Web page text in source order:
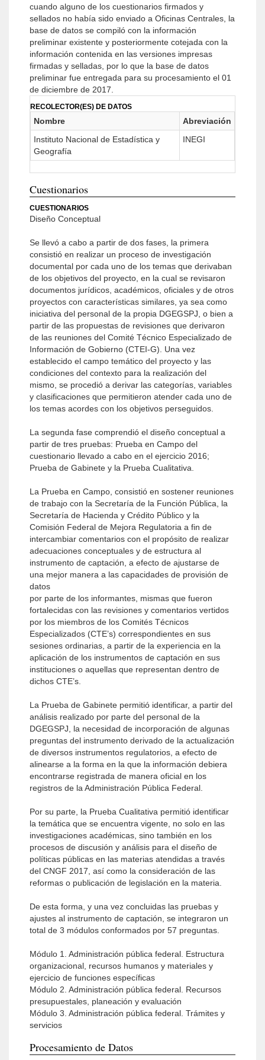
cuando alguno de los cuestionarios firmados y
sellados no había sido enviado a Oficinas Centrales, la
base de datos se compiló con la información
preliminar existente y posteriormente cotejada con la
información contenida en las versiones impresas
firmadas y selladas, por lo que la base de datos
preliminar fue entregada para su procesamiento el 01
de diciembre de 2017.
RECOLECTOR(ES) DE DATOS
Nombre
Abreviación
Instituto Nacional de Estadística y
Geografía
INEGI
Cuestionarios
CUESTIONARIOS
Diseño Conceptual
Se llevó a cabo a partir de dos fases, la primera
consistió en realizar un proceso de investigación
documental por cada uno de los temas que derivaban
de los objetivos del proyecto, en la cual se revisaron
documentos jurídicos, académicos, oficiales y de otros
proyectos con características similares, ya sea como
iniciativa del personal de la propia DGEGSPJ, o bien a
partir de las propuestas de revisiones que derivaron
de las reuniones del Comité Técnico Especializado de
Información de Gobierno (CTEI-G). Una vez
establecido el campo temático del proyecto y las
condiciones del contexto para la realización del
mismo, se procedió a derivar las categorías, variables
y clasificaciones que permitieron atender cada uno de
los temas acordes con los objetivos perseguidos.
La segunda fase comprendió el diseño conceptual a
partir de tres pruebas: Prueba en Campo del
cuestionario llevado a cabo en el ejercicio 2016;
Prueba de Gabinete y la Prueba Cualitativa.
La Prueba en Campo, consistió en sostener reuniones
de trabajo con la Secretaría de la Función Pública, la
Secretaría de Hacienda y Crédito Público y la
Comisión Federal de Mejora Regulatoria a fin de
intercambiar comentarios con el propósito de realizar
adecuaciones conceptuales y de estructura al
instrumento de captación, a efecto de ajustarse de
una mejor manera a las capacidades de provisión de
datos
por parte de los informantes, mismas que fueron
fortalecidas con las revisiones y comentarios vertidos
por los miembros de los Comités Técnicos
Especializados (CTE’s) correspondientes en sus
sesiones ordinarias, a partir de la experiencia en la
aplicación de los instrumentos de captación en sus
instituciones o aquellas que representan dentro de
dichos CTE’s.
La Prueba de Gabinete permitió identificar, a partir del
análisis realizado por parte del personal de la
DGEGSPJ, la necesidad de incorporación de algunas
preguntas del instrumento derivado de la actualización
de diversos instrumentos regulatorios, a efecto de
alinearse a la forma en la que la información debiera
encontrarse registrada de manera oficial en los
registros de la Administración Pública Federal.
Por su parte, la Prueba Cualitativa permitió identificar
la temática que se encuentra vigente, no solo en las
investigaciones académicas, sino también en los
procesos de discusión y análisis para el diseño de
políticas públicas en las materias atendidas a través
del CNGF 2017, así como la consideración de las
reformas o publicación de legislación en la materia.
De esta forma, y una vez concluidas las pruebas y
ajustes al instrumento de captación, se integraron un
total de 3 módulos conformados por 57 preguntas.
Módulo 1. Administración pública federal. Estructura
organizacional, recursos humanos y materiales y
ejercicio de funciones específicas
Módulo 2. Administración pública federal. Recursos
presupuestales, planeación y evaluación
Módulo 3. Administración pública federal. Trámites y
servicios
Procesamiento de Datos